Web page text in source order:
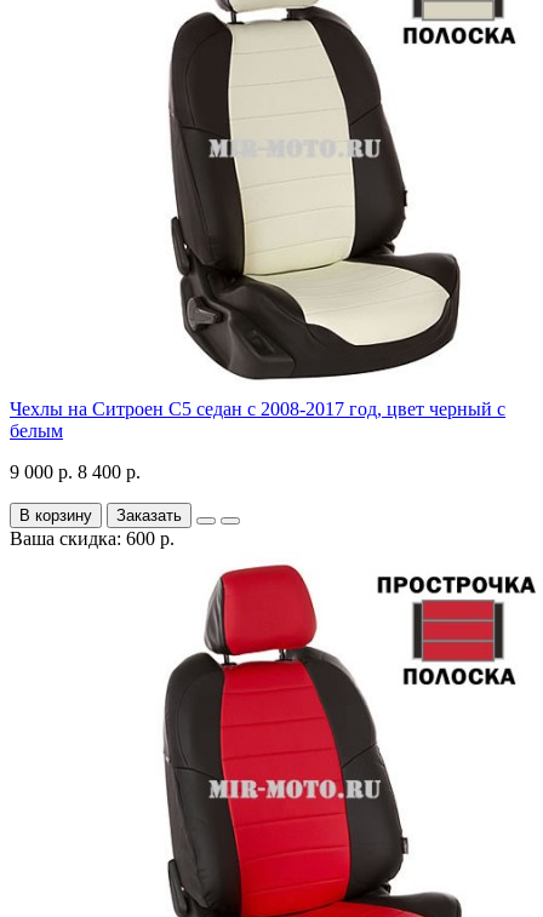
Чехлы на Ситроен С5 седан с 2008-2017 год, цвет черный с
белым
9 000 р. 8 400 р.
В корзину Заказать
Ваша скидка: 600 р.